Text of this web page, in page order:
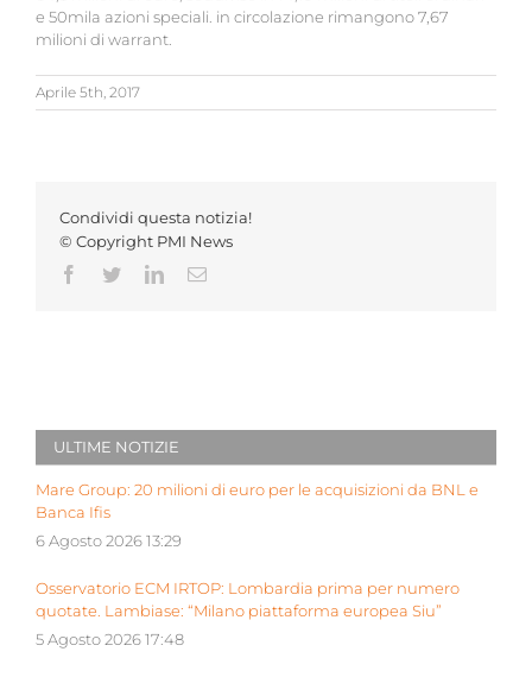
e 50mila azioni speciali. in circolazione rimangono 7,67
milioni di warrant.
Aprile 5th, 2017
Condividi questa notizia!
© Copyright PMI News
Facebook
TwitterLinkedInEmail
ULTIME NOTIZIE
Mare Group: 20 milioni di euro per le acquisizioni da BNL e
Banca Ifis
6 Agosto 2026 13:29
Osservatorio ECM IRTOP: Lombardia prima per numero
quotate. Lambiase: “Milano piattaforma europea Siu”
5 Agosto 2026 17:48